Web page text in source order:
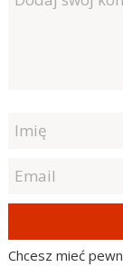
Chcesz mieć